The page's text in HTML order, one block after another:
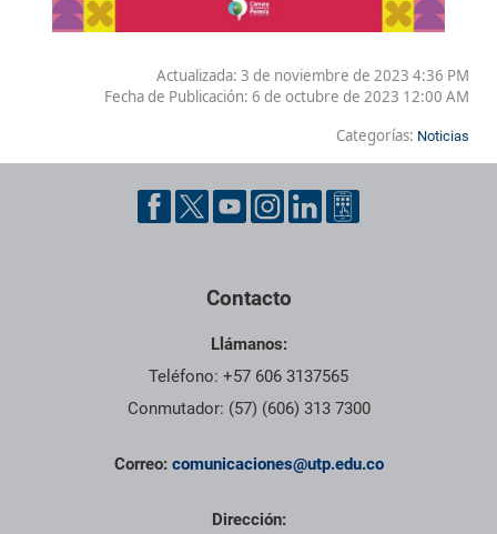
Actualizada: 3 de noviembre de 2023 4:36 PM
Fecha de Publicación: 6 de octubre de 2023 12:00 AM
Categorías: Noticias
Contacto
Llámanos:
Teléfono: +57 606 3137565
Conmutador: (57) (606) 313 7300
Correo: comunicaciones@utp.edu.co
Dirección: